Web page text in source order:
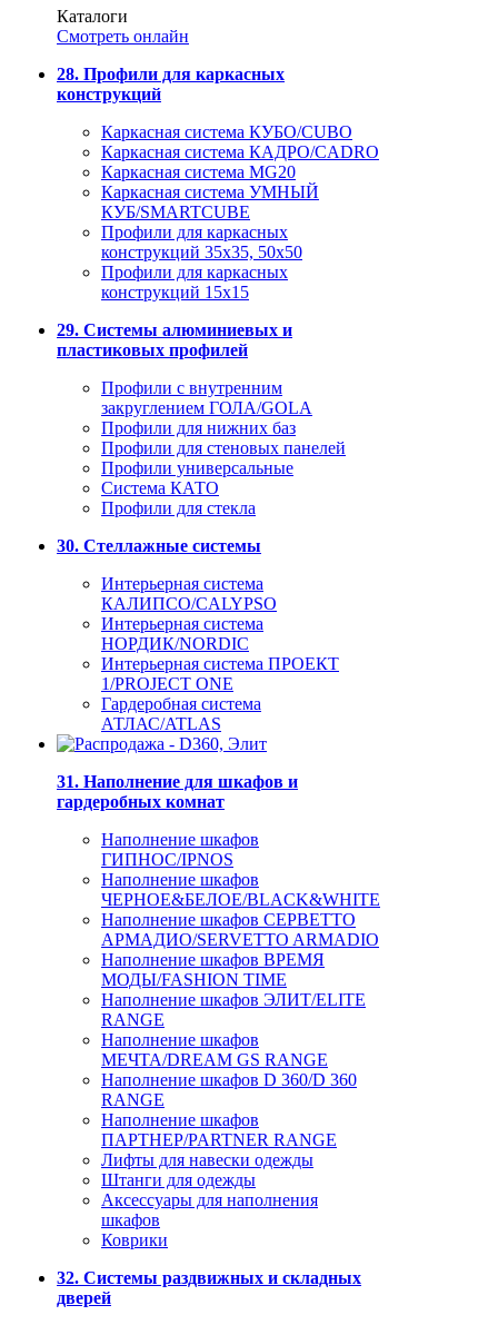
Каталоги
Смотреть онлайн
28. Профили для каркасных
конструкций
Каркасная система КУБО/CUBO
Каркасная система КАДРО/CADRO
Каркасная система MG20
Каркасная система УМНЫЙ
КУБ/SMARTCUBE
Профили для каркасных
конструкций 35x35, 50x50
Профили для каркасных
конструкций 15х15
29. Системы алюминиевых и
пластиковых профилей
Профили с внутренним
закруглением ГОЛА/GOLA
Профили для нижних баз
Профили для стеновых панелей
Профили универсальные
Система КАТО
Профили для стекла
30. Стеллажные системы
Интерьерная система
КАЛИПСО/CALYPSO
Интерьерная система
НОРДИК/NORDIC
Интерьерная система ПРОЕКТ
1/PROJECT ONE
Гардеробная система
АТЛАС/ATLAS
31. Наполнение для шкафов и
гардеробных комнат
Наполнение шкафов
ГИПНОС/IPNOS
Наполнение шкафов
ЧЕРНОЕ&БЕЛОЕ/BLACK&WHITE
Наполнение шкафов СЕРВЕТТО
АРМАДИО/SERVETTO ARMADIO
Наполнение шкафов ВРЕМЯ
МОДЫ/FASHION TIME
Наполнение шкафов ЭЛИТ/ELITE
RANGE
Наполнение шкафов
МЕЧТА/DREAM GS RANGE
Наполнение шкафов D 360/D 360
RANGE
Наполнение шкафов
ПАРТНЕР/PARTNER RANGE
Лифты для навески одежды
Штанги для одежды
Аксессуары для наполнения
шкафов
Коврики
32. Системы раздвижных и складных
дверей